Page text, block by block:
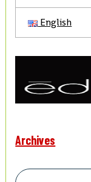
English
Archives